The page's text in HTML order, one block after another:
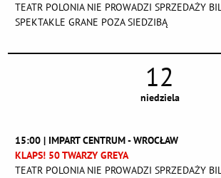
TEATR POLONIA NIE PROWADZI SPRZEDAŻY
SPEKTAKLE GRANE POZA SIEDZIBĄ
12
niedziela
15:00 | IMPART CENTRUM - WROCŁAW
KLAPS! 50 TWARZY GREYA
TEATR POLONIA NIE PROWADZI SPRZEDAŻY